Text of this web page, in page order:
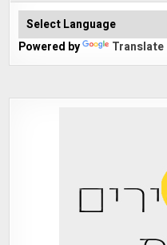
Powered by Translate